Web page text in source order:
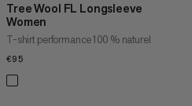
Tree Wool FL Longsleeve
Women
T-shirt performance 100 % naturel
€95